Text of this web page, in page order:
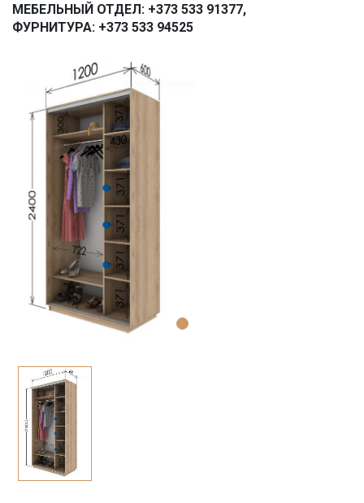
МЕБЕЛЬНЫЙ ОТДЕЛ: +373 533 91377,
ФУРНИТУРА: +373 533 94525